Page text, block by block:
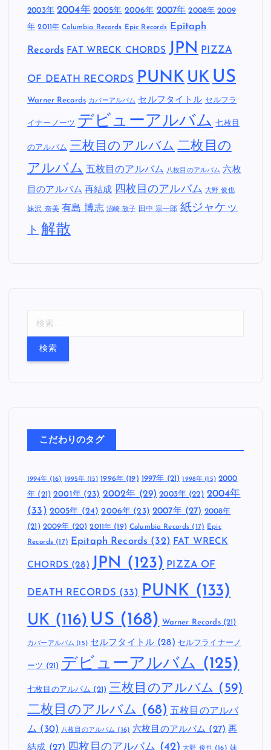
2003年 2004年 2005年 2006年 2007年 2008年 2009
年 2011年 Columbia Records Epic Records Epitaph
Records FAT WRECK CHORDS JPN PIZZA
OF DEATH RECORDS PUNK UK US
Warner Records カバーアルバム セルフタイトル セルフラ
イナーノーツ デビューアルバム 七枚目
のアルバム 三枚目のアルバム 二枚目の
アルバム 五枚目のアルバム 八枚目のアルバム 六枚
目のアルバム 再結成 四枚目のアルバム 大野 俊也
妹沢 奈美 有島 博志 沼崎 敦子 田中 宗一郎 紙ジャケッ
ト 解散
こだわりのタグ
1994年(16) 1995年 (15) 1996年(19) 1997年 (21) 1998年 (15) 2000
年 (21) 2001年(23) 2002年 (29) 2003年 (22) 2004年
(33) 2005年 (24) 2006年 (23) 2007年(27) 2008年
(21) 2009年 (20) 2011年 (19) Columbia Records (17) Epic
Records (17) Epitaph Records (32) FAT WRECK
CHORDS (28) JPN (123) PIZZA OF
DEATH RECORDS (33) PUNK (133)
UK (116) US (168) Warner Records(21)
カバーアルバム (15) セルフタイトル(28) セルフライナーノ
ーツ (21) デビューアルバム (125)
七枚目のアルバム (21) 三枚目のアルバム (59)
二枚目のアルバム (68) 五枚目のアルバ
ム (30) 八枚目のアルバム (16) 六枚目のアルバム (27) 再
結成 (27) 四枚目のアルバム (42) 大野 俊也(16) 妹